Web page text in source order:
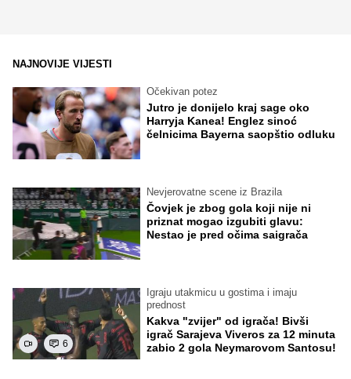
NAJNOVIJE VIJESTI
Očekivan potez
Jutro je donijelo kraj sage oko
Harryja Kanea! Englez sinoć
čelnicima Bayerna saopštio odluku
Nevjerovatne scene iz Brazila
Čovjek je zbog gola koji nije ni
priznat mogao izgubiti glavu:
Nestao je pred očima saigrača
6
Igraju utakmicu u gostima i imaju
prednost
Kakva "zvijer" od igrača! Bivši
igrač Sarajeva Viveros za 12 minuta
zabio 2 gola Neymarovom Santosu!